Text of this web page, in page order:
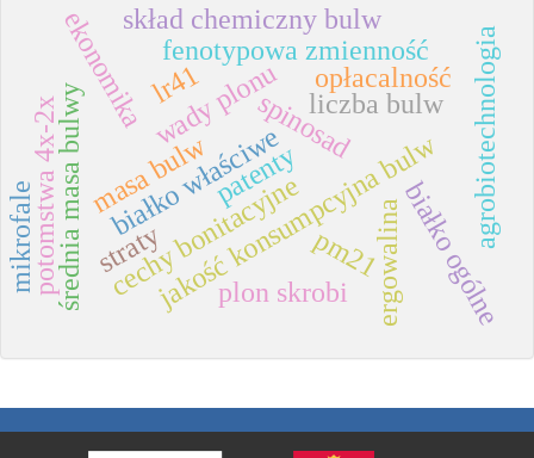
cechy bonitacyjne
białko właściwe
jakość konsumpcyjna bulw
spinosad
plon skrobi
wady plonu liczba bulw
masa bulw
średnia masa bulwy białko ogólne
opłacalność
ekonomika
potomstwa 4x-2x
fenotypowa zmienność
ergowalina
skład chemiczny bulw
lr41
pm21
agrobiotechnologia
mikrofale
patenty
straty